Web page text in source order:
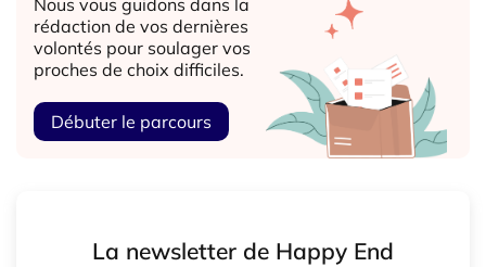
Nous vous guidons dans la
rédaction de vos dernières
volontés pour soulager vos
proches de choix difficiles.
Débuter le parcours
La newsletter de Happy End